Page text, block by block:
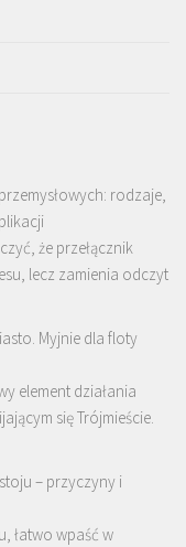
rodzaje,
że przełącznik
lecz zamienia odczyt
Myjnie dla floty
element działania
się Trójmieście.
– przyczyny i
łatwo wpaść w